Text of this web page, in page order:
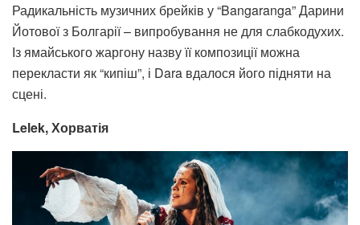
Радикальність музичних брейків у “Bangaranga” Дарини
Йотової з Болгарії – випробування не для слабкодухих.
Із ямайського жаргону назву її композиції можна
перекласти як “кипіш”, і Dara вдалося його підняти на
сцені.
Lelek, Хорватія